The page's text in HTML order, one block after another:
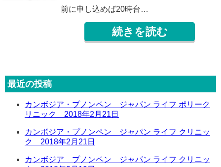
前に申し込めば20時台…
続きを読む
最近の投稿
カンボジア・プノンペン ジャパン ライフ ポリーク
リニック 2018年2月21日
カンボジア・プノンペン ジャパン ライフ クリニッ
ク 2018年2月21日
カンボジア プノンペン ジャパン ライフ クリニッ